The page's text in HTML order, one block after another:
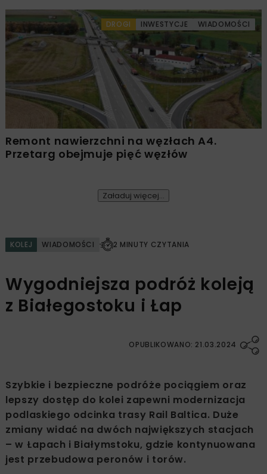
DROGI INWESTYCJE WIADOMOŚCI
Remont nawierzchni na węzłach A4.
Przetarg obejmuje pięć węzłów
Załaduj więcej...
KOLEJ WIADOMOŚCI 2 MINUTY CZYTANIA
Wygodniejsza podróż koleją
z Białegostoku i Łap
OPUBLIKOWANO: 21.03.2024
Szybkie i bezpieczne podróże pociągiem oraz
lepszy dostęp do kolei zapewni modernizacja
podlaskiego odcinka trasy Rail Baltica. Duże
zmiany widać na dwóch największych stacjach
– w Łapach i Białymstoku, gdzie kontynuowana
jest przebudowa peronów i torów.